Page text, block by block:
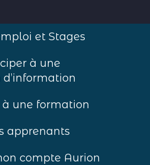
et Stages
à une
une formation
apprenants
compte Aurion